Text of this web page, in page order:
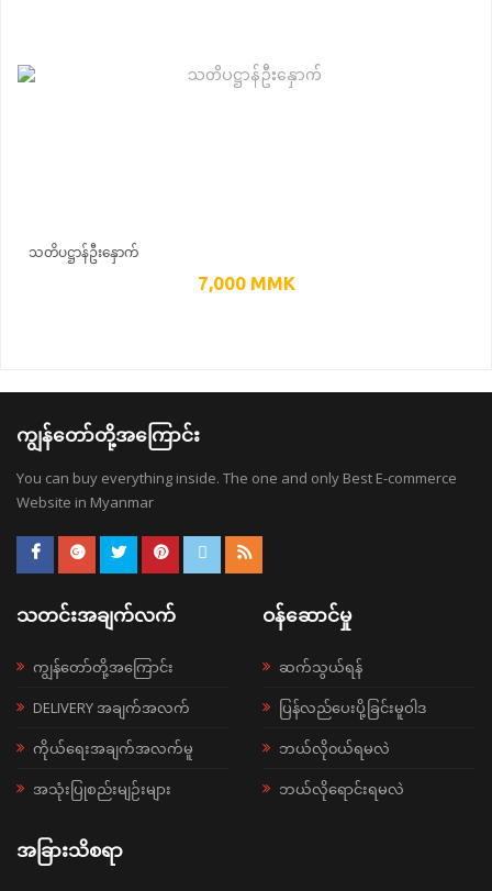
သတိပဋ္ဌာန်ဦးနှောက်
7,000 MMK
ကျွန်တော်တို့အကြောင်း
You can buy everything inside. The one and only Best E-commerce
Website in Myanmar
သတင်းအချက်လက်
ကျွန်တော်တို့အကြောင်း
DELIVERY အချက်အလက်
ကိုယ်ရေးအချက်အလက်မူ
အသုံးပြုစည်းမျဉ်းများ
ဝန်ဆောင်မှု
ဆက်သွယ်ရန်
ပြန်လည်ပေးပို့ခြင်းမူဝါဒ
ဘယ်လို၀ယ်ရမလဲ
ဘယ်လိုရောင်းရမလဲ
အခြားသိစရာ